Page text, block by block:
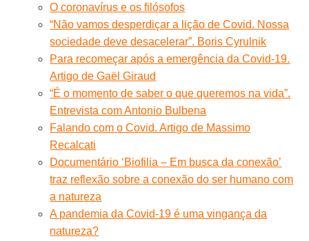
O coronavírus e os filósofos
“Não vamos desperdiçar a lição de Covid. Nossa
sociedade deve desacelerar”. Boris Cyrulnik
Para recomeçar após a emergência da Covid-19.
Artigo de Gaël Giraud
“É o momento de saber o que queremos na vida”.
Entrevista com Antonio Bulbena
Falando com o Covid. Artigo de Massimo
Recalcati
Documentário ‘Biofilia – Em busca da conexão’
traz reflexão sobre a conexão do ser humano com
a natureza
A pandemia da Covid-19 é uma vingança da
natureza?